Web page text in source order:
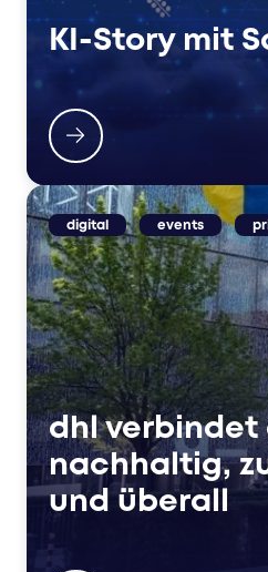
KI-Story mit
digital events
dhl verbindet
nachhaltig,
und überall